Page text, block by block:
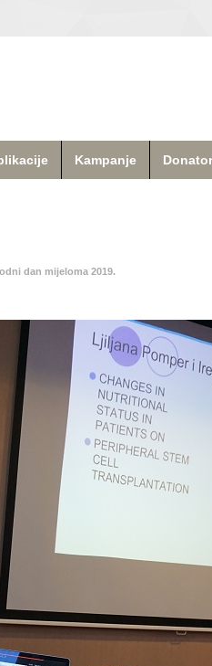
Kampanje
dan mijeloma 2019.